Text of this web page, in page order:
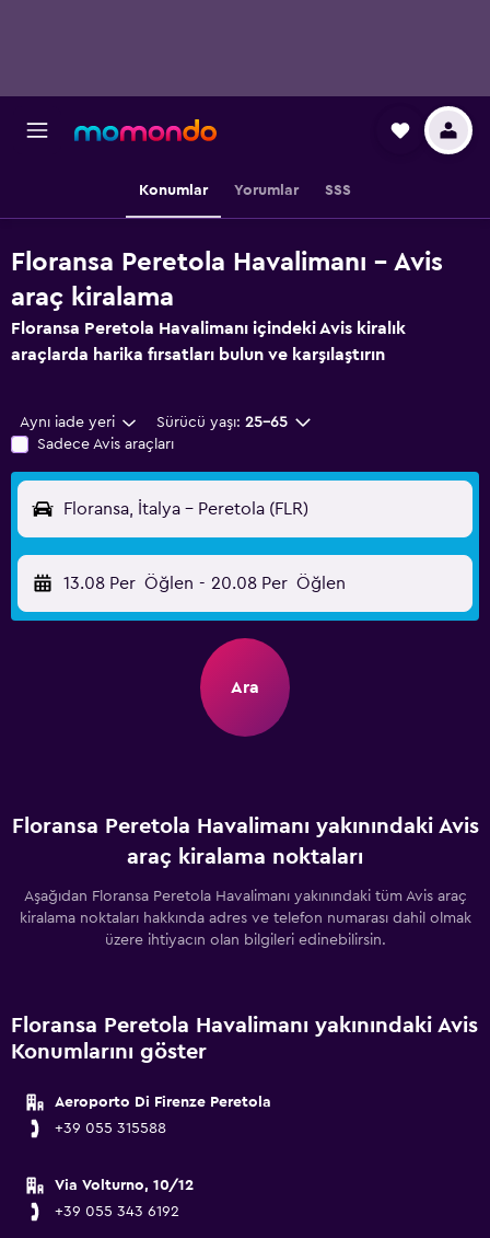
Konumlar Yorumlar SSS
Floransa Peretola Havalimanı - Avis
araç kiralama
Floransa Peretola Havalimanı içindeki Avis kiralık
araçlarda harika fırsatları bulun ve karşılaştırın
Aynı iade yeri Sürücü yaşı: 25-65
Sadece Avis araçları
Floransa, İtalya - Peretola (FLR)
13.08 Per Öğlen - 20.08 Per Öğlen
Ara
Floransa Peretola Havalimanı yakınındaki Avis
araç kiralama noktaları
Aşağıdan Floransa Peretola Havalimanı yakınındaki tüm Avis araç
kiralama noktaları hakkında adres ve telefon numarası dahil olmak
üzere ihtiyacın olan bilgileri edinebilirsin.
Floransa Peretola Havalimanı yakınındaki Avis
Konumlarını göster
Aeroporto Di Firenze Peretola
+39 055 315588
Via Volturno, 10/12
+39 055 343 6192